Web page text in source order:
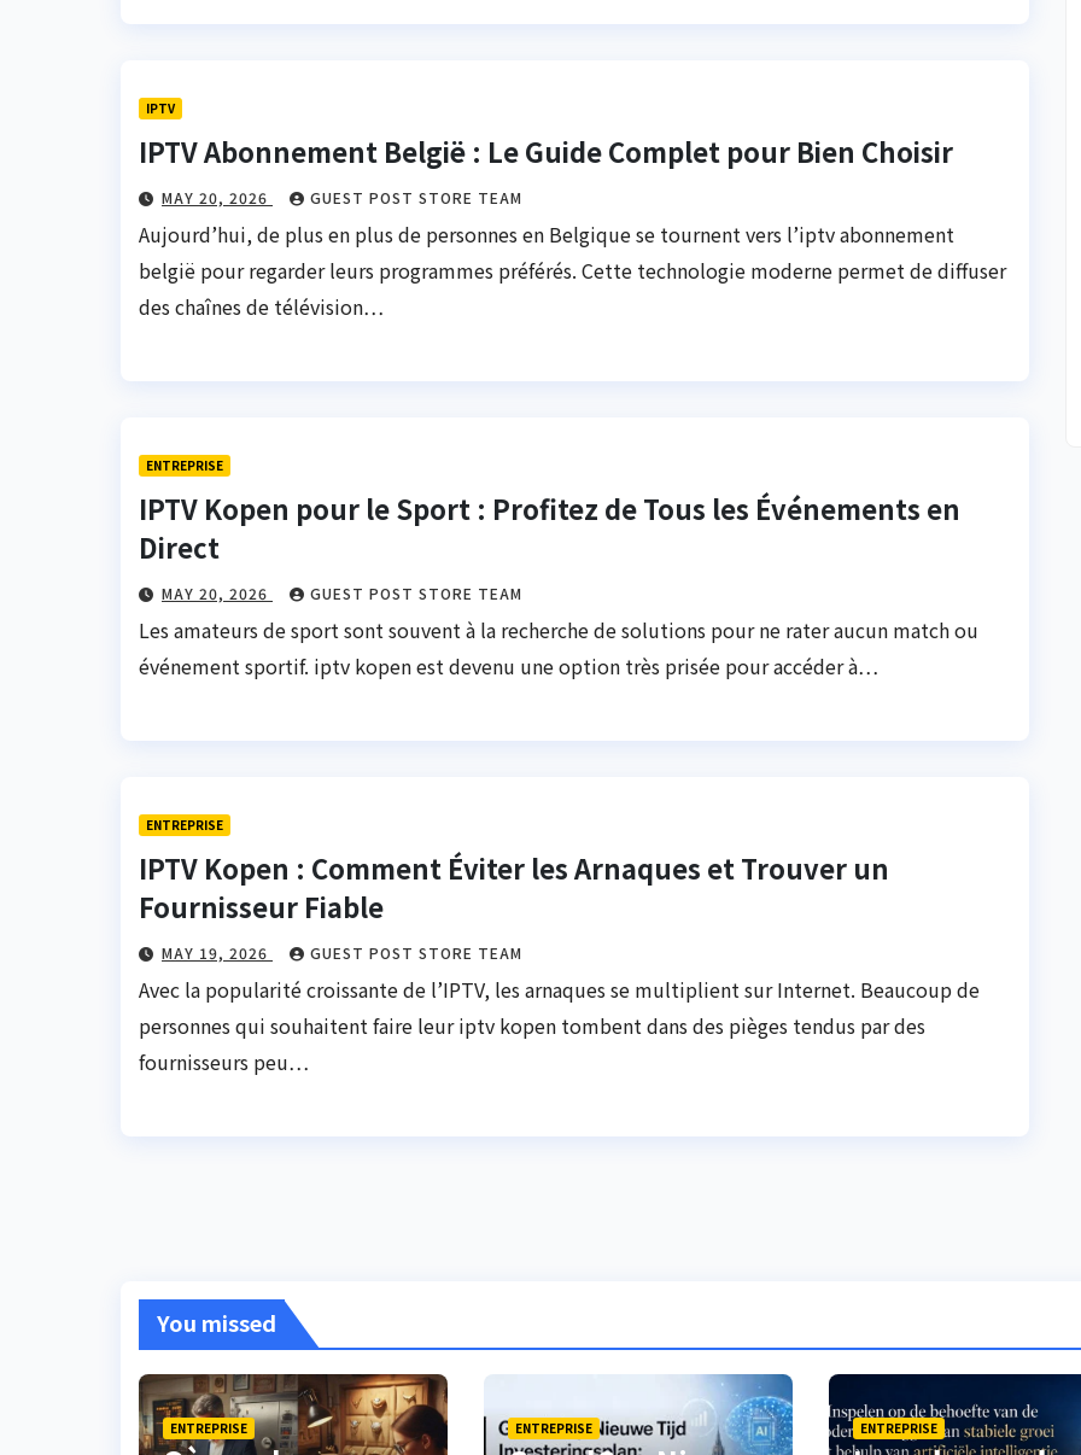
IPTV
IPTV Abonnement België : Le Guide Complet pour Bien Choisir
MAY 20, 2026 GUEST POST STORE TEAM
Aujourd’hui, de plus en plus de personnes en Belgique se tournent vers l’iptv abonnement
belgië pour regarder leurs programmes préférés. Cette technologie moderne permet de diffuser
des chaînes de télévision…
ENTREPRISE
IPTV Kopen pour le Sport : Profitez de Tous les Événements en
Direct
MAY 20, 2026 GUEST POST STORE TEAM
Les amateurs de sport sont souvent à la recherche de solutions pour ne rater aucun match ou
événement sportif. iptv kopen est devenu une option très prisée pour accéder à…
ENTREPRISE
IPTV Kopen : Comment Éviter les Arnaques et Trouver un
Fournisseur Fiable
MAY 19, 2026 GUEST POST STORE TEAM
Avec la popularité croissante de l’IPTV, les arnaques se multiplient sur Internet. Beaucoup de
personnes qui souhaitent faire leur iptv kopen tombent dans des pièges tendus par des
fournisseurs peu…
You missed
ENTREPRISE ENTREPRISE ENTREPRISE